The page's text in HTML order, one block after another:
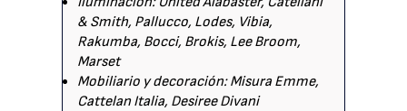
& Smith, Pallucco, Lodes, Vibia,
Rakumba, Bocci, Brokis, Lee Broom,
Marset
Mobiliario y decoración: Misura Emme,
Cattelan Italia, Desiree Divani